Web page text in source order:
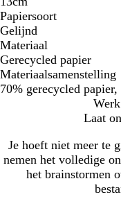
Papiersoort
Gelijnd
Materiaal
Gerecycled papier
Materiaalsamenstelling
70% gerecycled
Laat
Je hoeft niet meer te
nemen het volledige
het brainstormen